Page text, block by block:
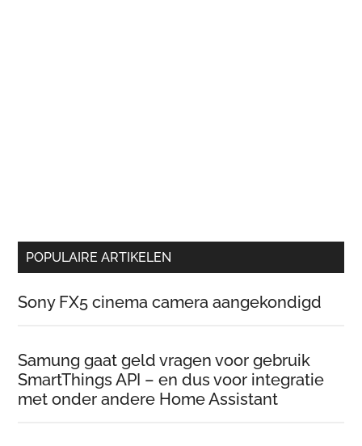
POPULAIRE ARTIKELEN
Sony FX5 cinema camera aangekondigd
Samung gaat geld vragen voor gebruik
SmartThings API – en dus voor integratie
met onder andere Home Assistant